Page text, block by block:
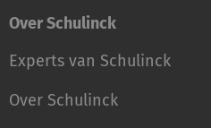
Over Schulinck
Experts van Schulinck
Over Schulinck